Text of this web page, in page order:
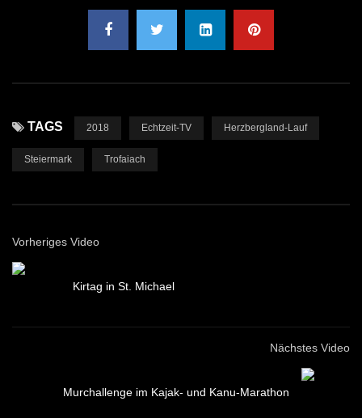
TAGS 2018 Echtzeit-TV Herzbergland-Lauf
Steiermark Trofaiach
Vorheriges Video
Kirtag in St. Michael
Nächstes Video
Murchallenge im Kajak- und Kanu-Marathon